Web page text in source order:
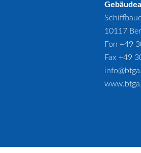
10117
Fon +49
Fax +49